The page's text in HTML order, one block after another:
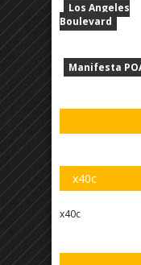
Los Angeles
Boulevard
Manifesta
x40c
x40c